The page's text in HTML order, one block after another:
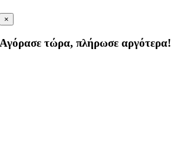
×
Αγόρασε τώρα, πλήρωσε αργότερα!